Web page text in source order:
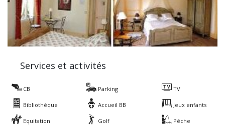
Services et activités
CB Parking TV
Bibliothèque Accueil BB Jeux enfants
Equitation Golf Pêche